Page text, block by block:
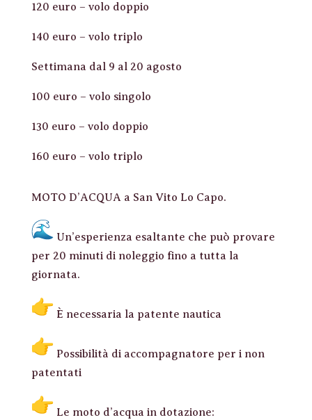
120 euro – volo doppio
140 euro – volo triplo
Settimana dal 9 al 20 agosto
100 euro – volo singolo
130 euro – volo doppio
160 euro – volo triplo
MOTO D’ACQUA a San Vito Lo Capo.
Un’esperienza esaltante che può provare
per 20 minuti di noleggio fino a tutta la
giornata.
È necessaria la patente nautica
Possibilità di accompagnatore per i non
patentati
Le moto d’acqua in dotazione: